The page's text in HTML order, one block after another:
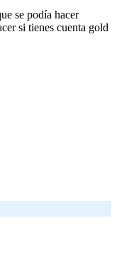
se podía hacer
si tienes cuenta gold